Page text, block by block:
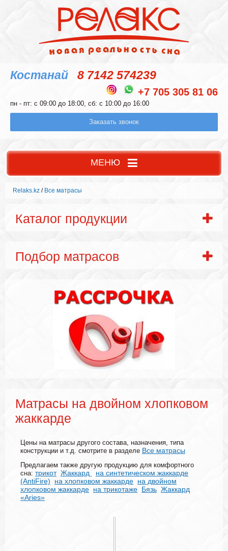
Костанай 8 7142 574239
+7 705 305 81 06
пн - пт: с 09:00 до 18:00, сб: с 10:00 до 16:00
Заказать звонок
МЕНЮ
Relaks.kz / Все матрасы
Каталог продукции
Подбор матрасов
Матрасы на двойном хлопковом
жаккарде
Цены на матрасы другого состава, назначения, типа
конструкции и т.д. смотрите в разделе Все матрасы
Предлагаем также другую продукцию для комфортного
сна: трикот Жаккард
на синтетическом жаккарде
(AntiFire)
на хлопковом жаккарде на двойном
хлопковом жаккарде на трикотаже Бязь Жаккард
«Aries»